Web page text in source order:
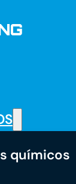
químicos